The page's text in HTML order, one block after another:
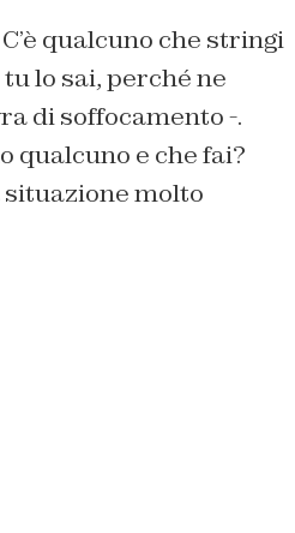
qualcuno che stringi
lo sai, perché ne
di soffocamento -.
qualcuno e che fai?
molto